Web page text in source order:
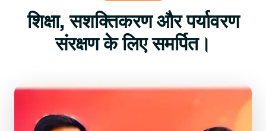
शिक्षा, सशक्तिकरण और पर्यावरण
संरक्षण के लिए समर्पित।